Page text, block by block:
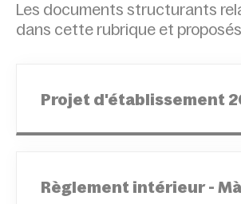
Les documents structurants
dans cette rubrique et
Projet d'établissement
Règlement intérieur -